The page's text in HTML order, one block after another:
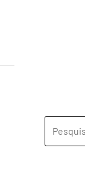
POR: